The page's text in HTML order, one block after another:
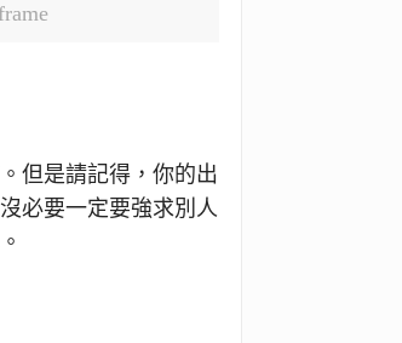
但是請記得，你的出
必要一定要強求別人